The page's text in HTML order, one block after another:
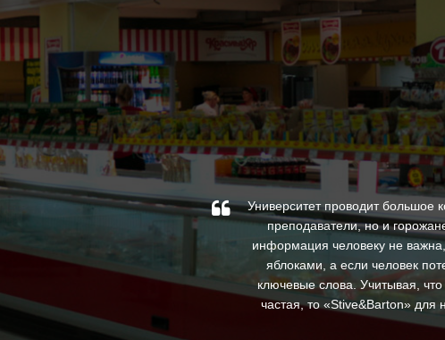
специальным проектам.
Университет проводит большое
преподаватели, но и
информация человеку не
яблоками, а если человек
ключевые слова. Учитывая,
частая, то «Stive&Barton»